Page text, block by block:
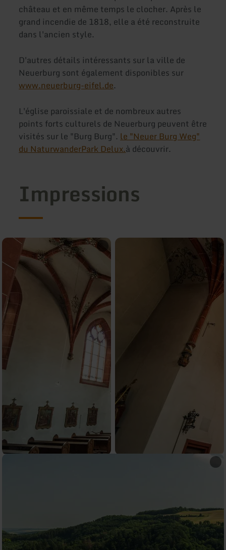
château et en même temps le clocher. Après le
grand incendie de 1818, elle a été reconstruite
dans l'ancien style.
D'autres détails intéressants sur la ville de
Neuerburg sont également disponibles sur
www.neuerburg-eifel.de.
L'église paroissiale et de nombreux autres
points forts culturels de Neuerburg peuvent être
visités sur le "Burg Burg".le "Neuer Burg Weg"
du NaturwanderPark Delux.à découvrir.
Impressions